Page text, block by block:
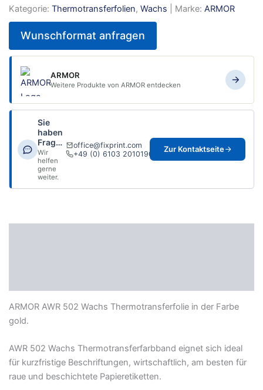
Kategorie: Thermotransferfolien, Wachs | Marke: ARMOR
Wunschformat anfragen
ARMOR
Weitere Produkte von ARMOR entdecken
Sie
haben
Fragen?
Wir
helfen
gerne
weiter.
office@fixprint.com
+49 (0) 6103 2010190
Zur Kontaktseite
ARMOR AWR 502 Wachs Thermotransferfolie in der Farbe
gold.
AWR 502 Wachs Thermotransferfarbband eignet sich ideal
für kurzfristige Beschriftungen, wirtschaftlich, am besten für
raue und beschichtete Papieretiketten.